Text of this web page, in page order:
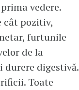
vedere.
cât pozitiv,
furtunile
de la
durere digestivă.
Toate